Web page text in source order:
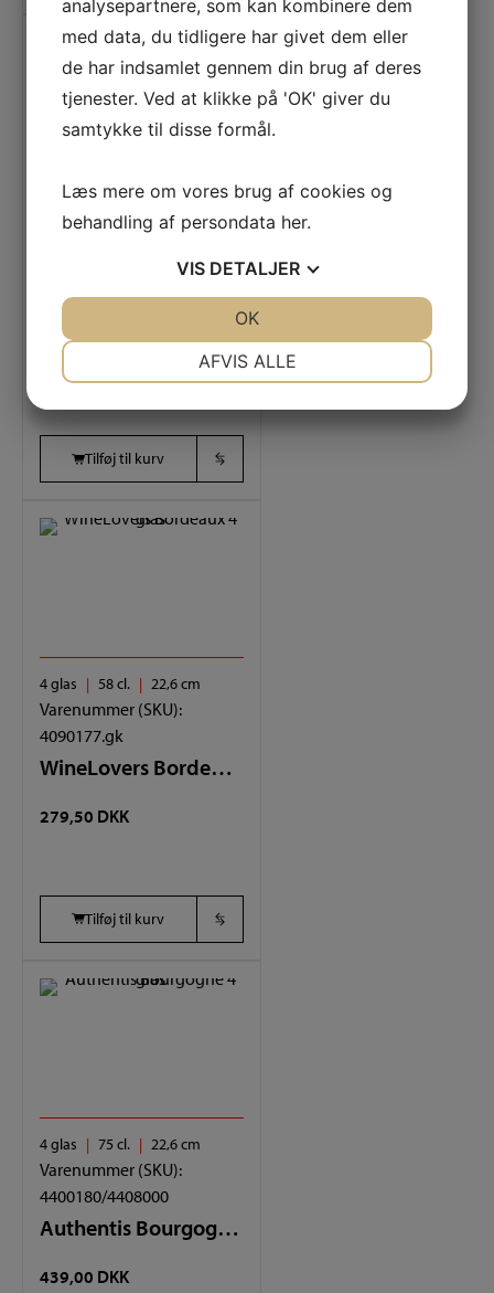
Tilbud!
12 glas 62 cl. 21,8 cm
Varenummer (SKU):
Cantina Bordeaux 12 glas UDGÅET
1.079,00
OPRINDELIGE
PRIS
VAR:
1.079,00 DKK.
499,00
AKTUELLE
PRIS
ER:
499,00 DKK.
Tilføj til kurv
4 glas 58 cl. 22,6 cm
Varenummer (SKU):
4090177.gk
WineLovers Bordeaux 4 glas
279,50 DKK
Tilføj til kurv
4 glas 75 cl. 22,6 cm
Varenummer (SKU):
4400180/4408000
Authentis Bourgogne 4 glas
439,00 DKK
analysepartnere, som kan kombinere dem
med data, du tidligere har givet dem eller
de har indsamlet gennem din brug af deres
tjenester. Ved at klikke på 'OK' giver du
samtykke til disse formål.
Læs mere om vores brug af cookies og
behandling af persondata her.
VIS DETALJER
AFVIS ALLE
OK